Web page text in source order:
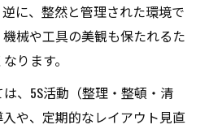
に、整然と管理された環境で
械や工具の美観も保たれるた
ります。
、5S活動（整理・整頓・清
や、定期的なレイアウト見直